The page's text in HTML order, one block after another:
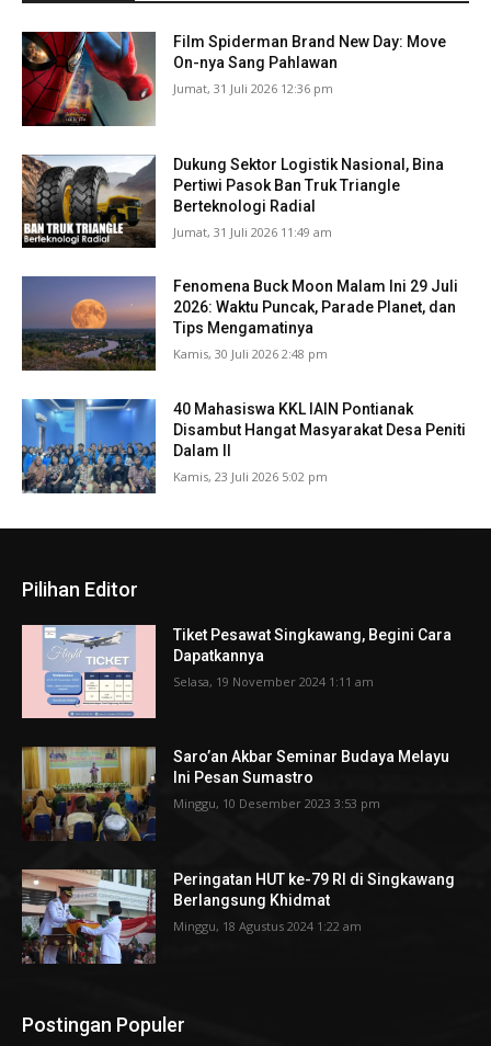
Film Spiderman Brand New Day: Move
On-nya Sang Pahlawan
Jumat, 31 Juli 2026 12:36 pm
Dukung Sektor Logistik Nasional, Bina
Pertiwi Pasok Ban Truk Triangle
Berteknologi Radial
Jumat, 31 Juli 2026 11:49 am
Fenomena Buck Moon Malam Ini 29 Juli
2026: Waktu Puncak, Parade Planet, dan
Tips Mengamatinya
Kamis, 30 Juli 2026 2:48 pm
40 Mahasiswa KKL IAIN Pontianak
Disambut Hangat Masyarakat Desa Peniti
Dalam II
Kamis, 23 Juli 2026 5:02 pm
Pilihan Editor
Tiket Pesawat Singkawang, Begini Cara
Dapatkannya
Selasa, 19 November 2024 1:11 am
Saro’an Akbar Seminar Budaya Melayu
Ini Pesan Sumastro
Minggu, 10 Desember 2023 3:53 pm
Peringatan HUT ke-79 RI di Singkawang
Berlangsung Khidmat
Minggu, 18 Agustus 2024 1:22 am
Postingan Populer